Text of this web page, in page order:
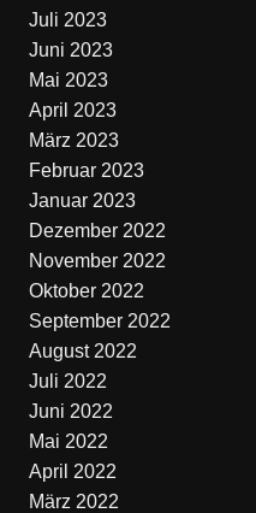
Juli 2023
Juni 2023
Mai 2023
April 2023
März 2023
Februar 2023
Januar 2023
Dezember 2022
November 2022
Oktober 2022
September 2022
August 2022
Juli 2022
Juni 2022
Mai 2022
April 2022
März 2022